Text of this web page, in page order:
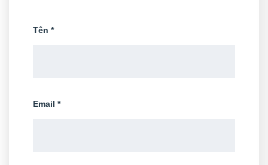
Tên *
Email *